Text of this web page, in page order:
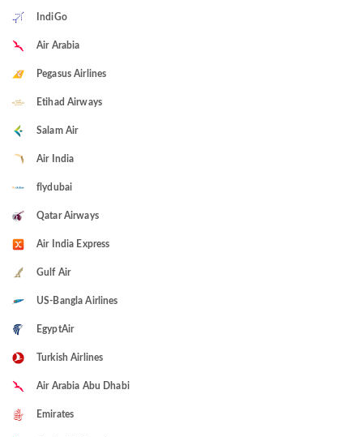
IndiGo
Air Arabia
Pegasus Airlines
Etihad Airways
Salam Air
Air India
flydubai
Qatar Airways
Air India Express
Gulf Air
US-Bangla Airlines
EgyptAir
Turkish Airlines
Air Arabia Abu Dhabi
Emirates